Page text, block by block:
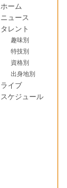
ホーム
ニュース
タレント
趣味別
特技別
資格別
出身地別
ライブ
スケジュール